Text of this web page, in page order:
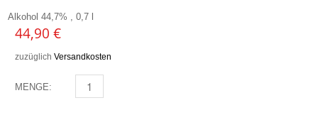
Alkohol 44,7% , 0,7 l
44,90 €
zuzüglich Versandkosten
MENGE: AFFENZELLER - GIN 0,7 MENGE